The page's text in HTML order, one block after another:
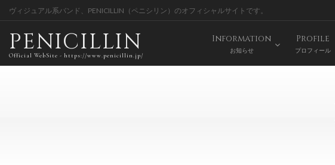
ヴィジュアル系バンド、PENICILLIN（ペニシリン）のオフィシャルサイトです。
PENICILLIN
Official WebSite - https://www.penicillin.jp/
Information
お知らせ
Profile
プロフィール